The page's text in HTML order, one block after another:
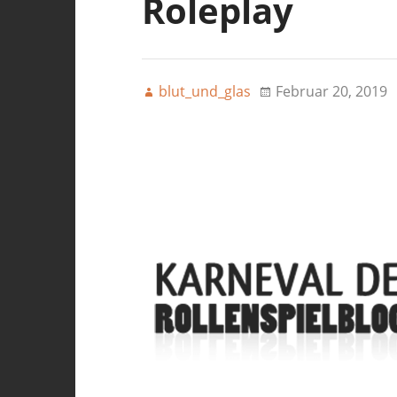
Roleplay
blut_und_glas Februar 20, 2019